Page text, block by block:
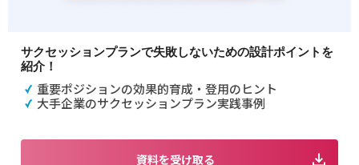
サクセッションプランで失敗しないための設計ポイントを
紹介！
重要ポジションの効果的育成・登用のヒント
大手企業のサクセッションプラン実践事例
資料を受け取る